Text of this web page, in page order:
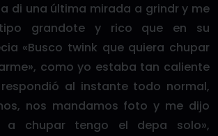
di una última mirada a grindr y me
grandote y rico que en su
«Busco twink que quiera chupar
como yo estaba tan caliente
al instante todo normal,
nos mandamos foto y me dijo
a chupar tengo el depa solo»,